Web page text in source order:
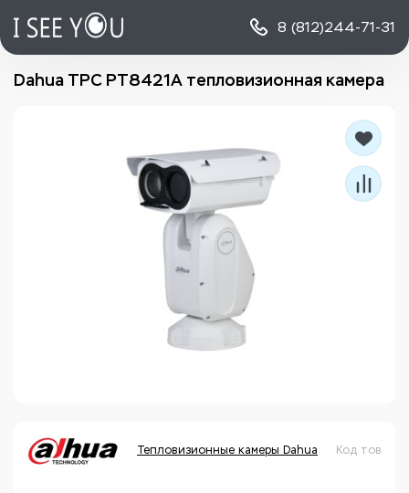
8 (812)244-71-31
Dahua TPC PT8421A тепловизионная камера
Тепловизионные камеры Dahua Код